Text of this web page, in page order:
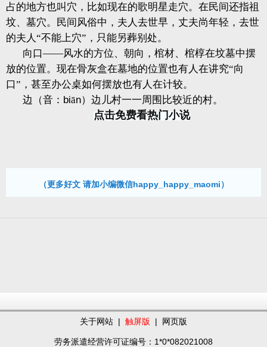
占的地方也叫穴，比如现在的歌明星走穴。在民间还指祖
坟、墓穴。民间风俗中，夫人去世早，丈夫尚年轻，去世
的夫人“不能上穴”，只能另葬别处。
向口——风水的方位、朝向，棺材、棺椁在坟墓中摆
放的位置。现在骨灰盒在墓地的位置也有人在讲究“向
口”，甚至办公桌如何摆放也有人在计较。
边（音： biān）边儿村一一周围比较近的村。
点击免费看热门小说
（更多好文 请加小编微信happy_happy_maomi）
关于网站 | 触屏版 | 网页版
劳务派遣经营许可证编号：1*0*082021008